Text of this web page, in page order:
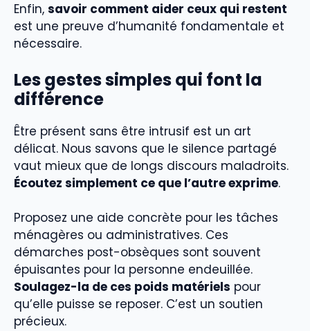
Enfin, savoir comment aider ceux qui restent
est une preuve d’humanité fondamentale et
nécessaire.
Les gestes simples qui font la
différence
Être présent sans être intrusif est un art
délicat. Nous savons que le silence partagé
vaut mieux que de longs discours maladroits.
Écoutez simplement ce que l’autre exprime.
Proposez une aide concrète pour les tâches
ménagères ou administratives. Ces
démarches post-obsèques sont souvent
épuisantes pour la personne endeuillée.
Soulagez-la de ces poids matériels pour
qu’elle puisse se reposer. C’est un soutien
précieux.